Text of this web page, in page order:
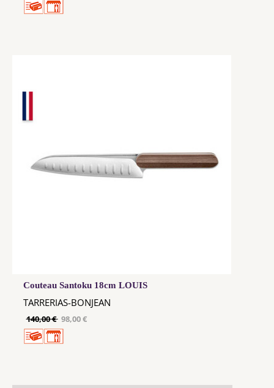
Couteau Santoku 18cm LOUIS
TARRERIAS-BONJEAN
140,00 € 98,00 €